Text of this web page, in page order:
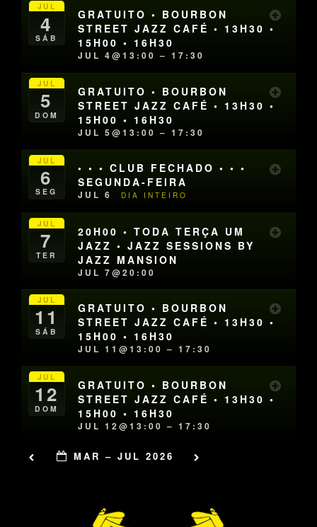
JUL
4
SÁB
GRATUITO • BOURBON
STREET JAZZ CAFÉ • 13H30 •
15H00 • 16H30
JUL 4@13:00 – 17:30
JUL
5
DOM
GRATUITO • BOURBON
STREET JAZZ CAFÉ • 13H30 •
15H00 • 16H30
JUL 5@13:00 – 17:30
JUL
6
SEG
• • • CLUB FECHADO • • •
SEGUNDA-FEIRA
JUL 6 DIA INTEIRO
JUL
7
TER
20H00 • TODA TERÇA UM
JAZZ • JAZZ SESSIONS BY
JAZZ MANSION
JUL 7@20:00
JUL
11
SÁB
GRATUITO • BOURBON
STREET JAZZ CAFÉ • 13H30 •
15H00 • 16H30
JUL 11@13:00 – 17:30
JUL
12
DOM
GRATUITO • BOURBON
STREET JAZZ CAFÉ • 13H30 •
15H00 • 16H30
JUL 12@13:00 – 17:30
MAR – JUL 2026